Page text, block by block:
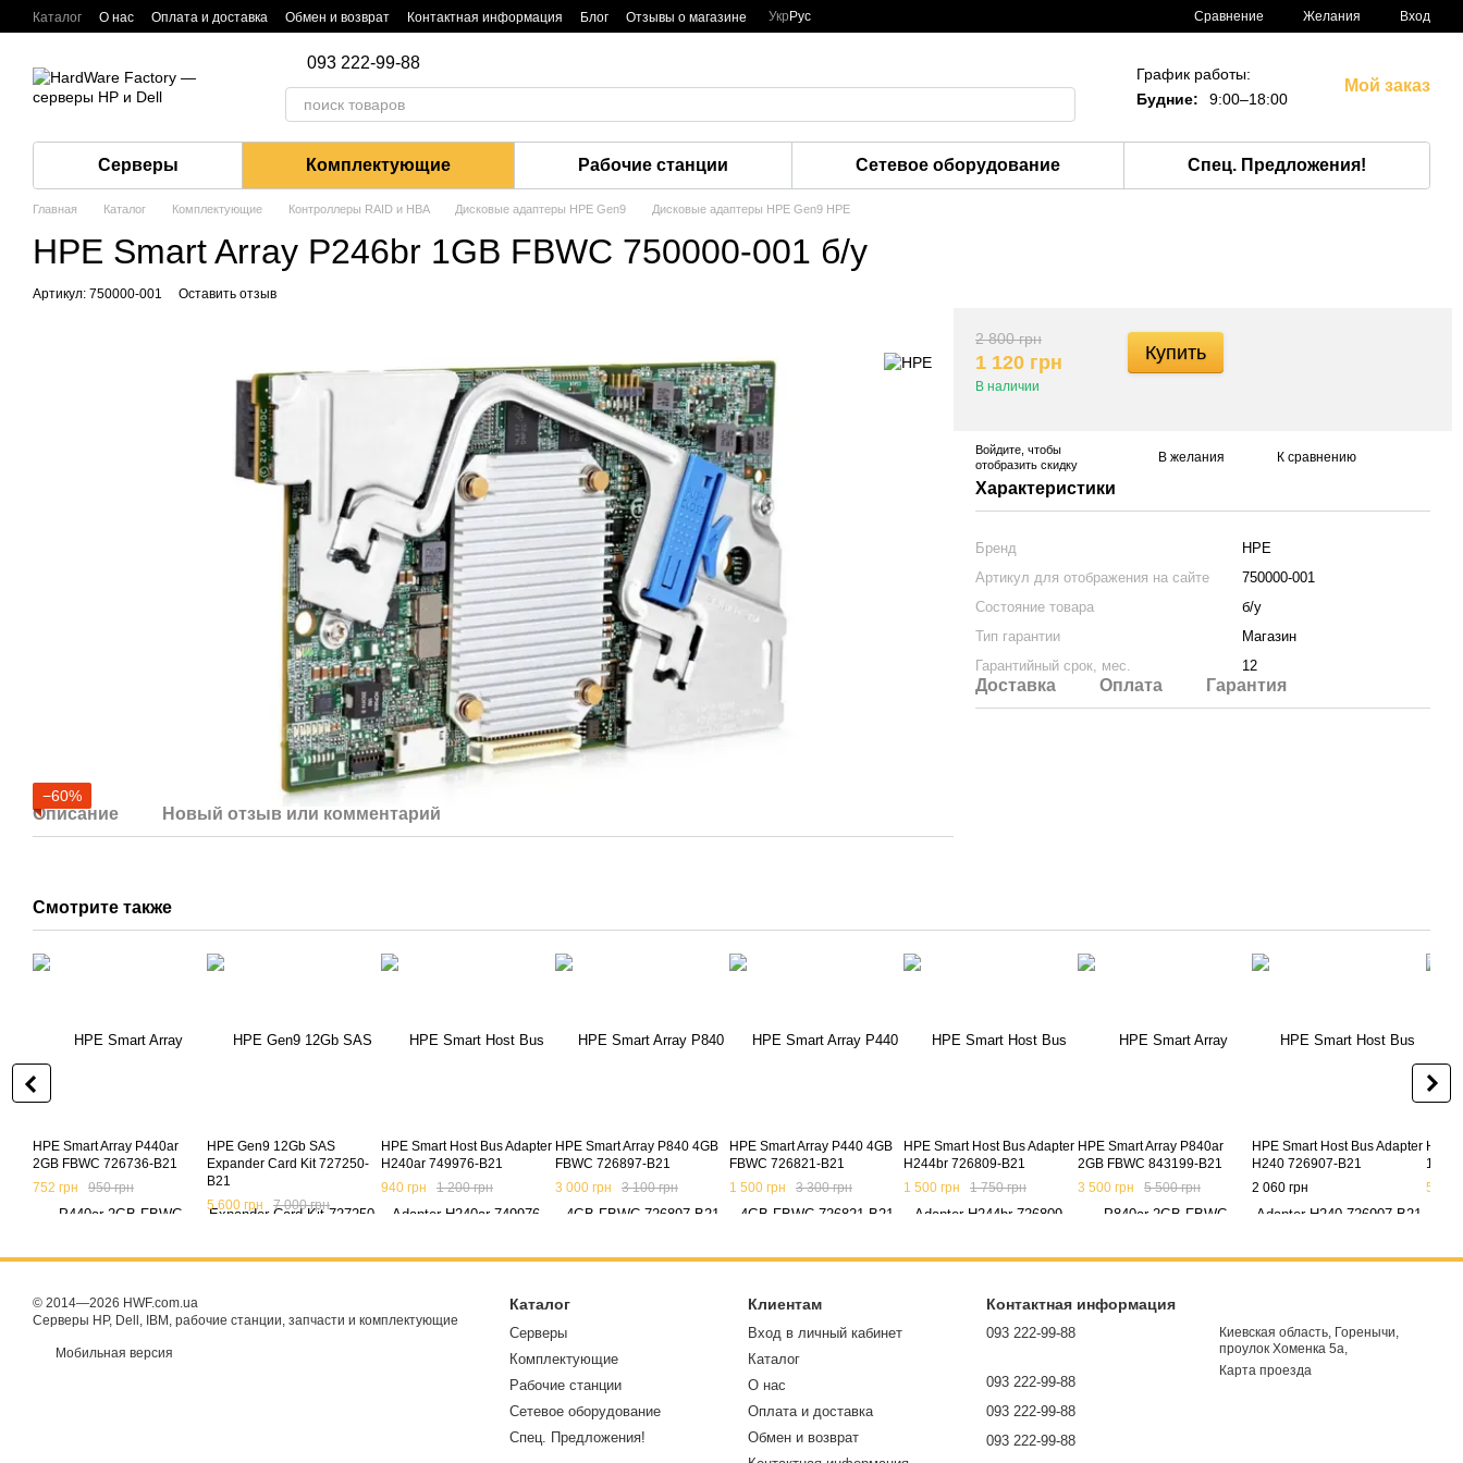
Перейти к основному контенту
Каталог О нас Оплата и доставка Обмен и возврат Контактная информация Блог Отзывы о магазине Укр Рус Сравнение Желания Вход
093 222-99-88
График работы:
Будние:
9:00–18:00
Мой заказ
Серверы Комплектующие Рабочие станции Сетевое оборудование Спец. Предложения!
Главная Каталог Комплектующие Контроллеры RAID и HBA Дисковые адаптеры HPE Gen9 Дисковые адаптеры HPE Gen9 HPE
HPE Smart Array P246br 1GB FBWC 750000-001 б/у
Артикул: 750000-001 Оставить отзыв
−60%
Описание Новый отзыв или комментарий
2 800 грн
1 120 грн
В наличии
Купить
Войдите , чтобы
отобразить скидку
В желания К сравнению
Характеристики
Бренд
HPE
Артикул для отображения на сайте
750000-001
Состояние товара
б/у
Тип гарантии
Магазин
Гарантийный срок, мес.
12
Доставка Оплата Гарантия
Смотрите также
HPE Smart Array P440ar
2GB FBWC 726736-B21
752 грн
950 грн
HPE Gen9 12Gb SAS
Expander Card Kit 727250-
B21
5 600 грн
7 000 грн
HPE Smart Host Bus Adapter
H240ar 749976-B21
940 грн
1 200 грн
HPE Smart Array P840 4GB
FBWC 726897-B21
3 000 грн
3 100 грн
HPE Smart Array P440 4GB
FBWC 726821-B21
1 500 грн
3 300 грн
HPE Smart Host Bus Adapter
H244br 726809-B21
1 500 грн
1 750 грн
HPE Smart Array P840ar
2GB FBWC 843199-B21
3 500 грн
5 500 грн
HPE Smart Host Bus Adapter
H240 726907-B21
2 060 грн
HPE
1GB
564
© 2014—2026 HWF.com.ua
Серверы HP, Dell, IBM, рабочие станции, запчасти и комплектующие
Мобильная версия
Каталог
Серверы
Комплектующие
Рабочие станции
Сетевое оборудование
Спец. Предложения!
Клиентам
Вход в личный кабинет
Каталог
О нас
Оплата и доставка
Обмен и возврат
Контактная информация
093 222-99-88
093 222-99-88
093 222-99-88
093 222-99-88
Киевская область, Горенычи,
проулок Хоменка 5а,
Карта проезда